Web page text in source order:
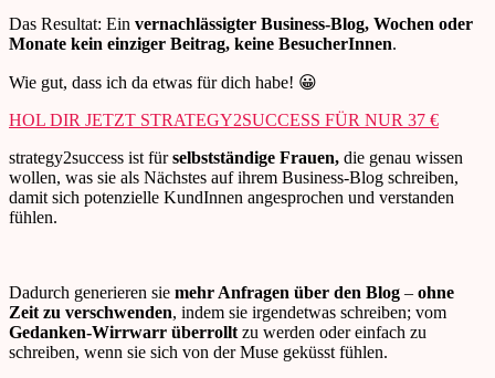
Das Resultat: Ein vernachlässigter Business-Blog, Wochen oder
Monate kein einziger Beitrag, keine BesucherInnen.
Wie gut, dass ich da etwas für dich habe! 😀
HOL DIR JETZT STRATEGY2SUCCESS FÜR NUR 37 €
strategy2success ist fürselbstständige Frauen, die genau wissen
wollen, was sie als Nächstes auf ihrem Business-Blog schreiben,
damit sich potenzielle KundInnen angesprochen und verstanden
fühlen.
Dadurch generieren sie mehr Anfragen über den Blog – ohne
Zeit zu verschwenden, indem sie irgendetwas schreiben; vom
Gedanken-Wirrwarr überrollt zu werden oder einfach zu
schreiben, wenn sie sich von der Muse geküsst fühlen.